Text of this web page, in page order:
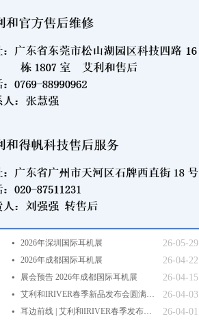
26-07-14
넸 艾利和A&ultima SP4000T发布会
26-05-29
넸 2026年深圳国际耳机展
26-04-22
넸 2026年成都国际耳机展
26-04-15
넸 展会预告 2026年成都国际耳机展
26-04-03
넸 艾利和IRIVER春季新品发布会圆满举行
26-04-01
넸 耳边前线 | 艾利和IRIVER春季发布会带来多款新品（含听感）|播放器|hifi|开放式耳机|iriver_网易订阅
新闻中心